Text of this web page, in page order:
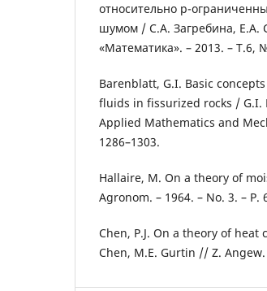
относительно p-
шумом / С.А. Загребина, Е.А.
«Математика». – 2013. – Т.6,
Barenblatt, G.I. Basic
fluids in fissurized rocks / G.I.
Applied Mathematics and
1286–1303.
Hallaire, M. On a theory of
Agronom. – 1964. – No. 3. – P.
Chen, P.J. On a theory of
Chen, M.E. Gurtin // Z. Angew.